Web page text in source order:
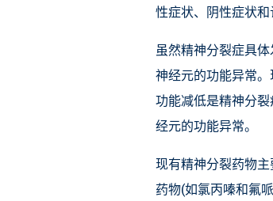
性症状、阴性症状和
虽然精神分裂症具
神经元的功能异常
功能减低是精神分
经元的功能异常。
现有精神分裂药物
药物(如氯丙嗪和氟